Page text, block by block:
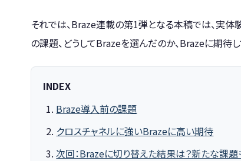
それでは、Braze連載の第1弾となる本稿では、実
の課題、どうしてBrazeを選んだのか、Brazeに期待
INDEX
Braze導入前の課題
クロスチャネルに強いBrazeに高い期待
次回：Brazeに切り替えた結果は？新たな課